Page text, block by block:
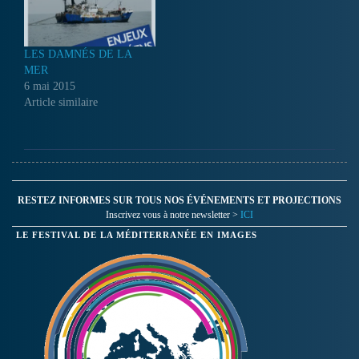
LES DAMNÉS DE LA
MER
6 mai 2015
Article similaire
RESTEZ INFORMES SUR TOUS NOS ÉVÉNEMENTS ET PROJECTIONS
Inscrivez vous à notre newsletter > ICI
LE FESTIVAL DE LA MÉDITERRANÉE EN IMAGES